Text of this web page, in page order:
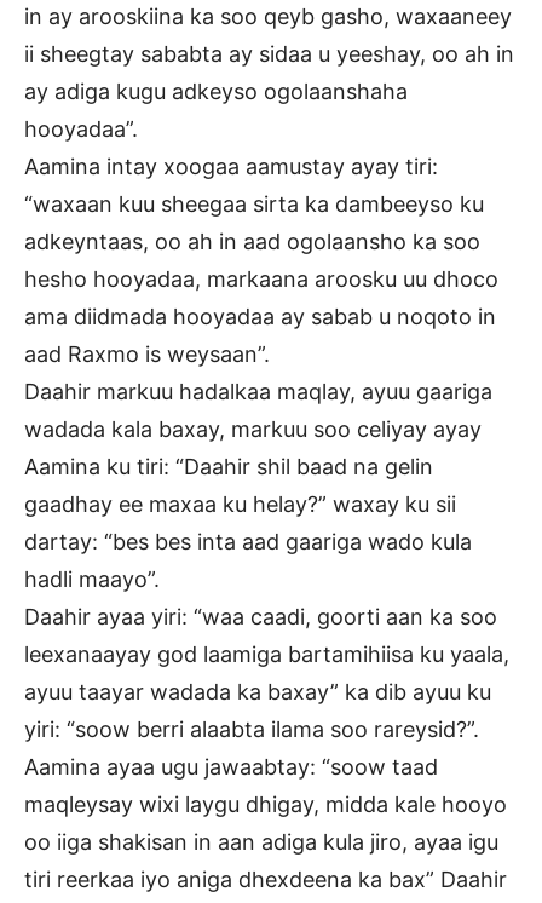
in ay arooskiina ka soo qeyb gasho, waxaaneey
ii sheegtay sababta ay sidaa u yeeshay, oo ah in
ay adiga kugu adkeyso ogolaanshaha
hooyadaa”.
Aamina intay xoogaa aamustay ayay tiri:
“waxaan kuu sheegaa sirta ka dambeeyso ku
adkeyntaas, oo ah in aad ogolaansho ka soo
hesho hooyadaa, markaana aroosku uu dhoco
ama diidmada hooyadaa ay sabab u noqoto in
aad Raxmo is weysaan”.
Daahir markuu hadalkaa maqlay, ayuu gaariga
wadada kala baxay, markuu soo celiyay ayay
Aamina ku tiri: “Daahir shil baad na gelin
gaadhay ee maxaa ku helay?” waxay ku sii
dartay: “bes bes inta aad gaariga wado kula
hadli maayo”.
Daahir ayaa yiri: “waa caadi, goorti aan ka soo
leexanaayay god laamiga bartamihiisa ku yaala,
ayuu taayar wadada ka baxay” ka dib ayuu ku
yiri: “soow berri alaabta ilama soo rareysid?”.
Aamina ayaa ugu jawaabtay: “soow taad
maqleysay wixi laygu dhigay, midda kale hooyo
oo iiga shakisan in aan adiga kula jiro, ayaa igu
tiri reerkaa iyo aniga dhexdeena ka bax” Daahir